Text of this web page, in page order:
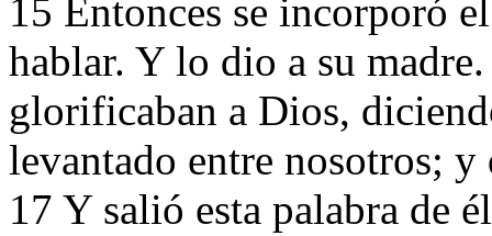
15 Entonces se incorporó
hablar. Y lo dio a su
glorificaban a Dios,
levantado entre nosotros;
17 Y salió esta palabra de